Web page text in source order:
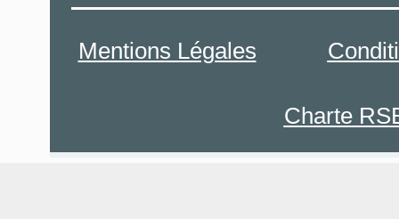
Mentions Légales
Charte